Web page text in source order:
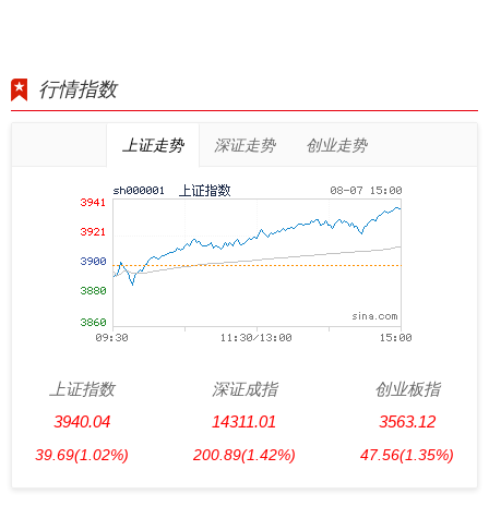
行情指数
上证走势 深证走势 创业走势
上证指数
3940.04
39.69(1.02%)
深证成指
14311.01
200.89(1.42%)
创业板指
3563.12
47.56(1.35%)